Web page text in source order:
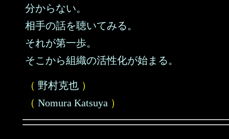
分からない。
相手の話を聴いてみる。
それが第一歩。
そこから組織の活性化が始まる。
（ 野村克也 ）
（ Nomura Katsuya ）